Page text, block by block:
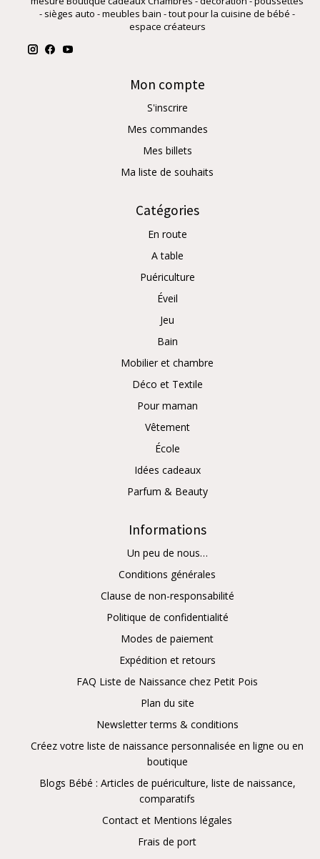
- sièges auto - meubles bain - tout pour la cuisine de bébé -
espace créateurs
Mon compte
S'inscrire
Mes commandes
Mes billets
Ma liste de souhaits
Catégories
En route
A table
Puériculture
Éveil
Jeu
Bain
Mobilier et chambre
Déco et Textile
Pour maman
Vêtement
École
Idées cadeaux
Parfum & Beauty
Informations
Un peu de nous…
Conditions générales
Clause de non-responsabilité
Politique de confidentialité
Modes de paiement
Expédition et retours
FAQ Liste de Naissance chez Petit Pois
Plan du site
Newsletter terms & conditions
Créez votre liste de naissance personnalisée en ligne ou en
boutique
Blogs Bébé : Articles de puériculture, liste de naissance,
comparatifs
Contact et Mentions légales
Frais de port